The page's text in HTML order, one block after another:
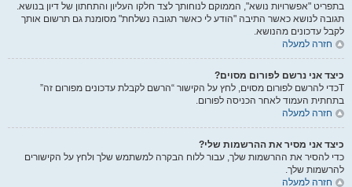
בתפריט "אפשרויות נושא", הממוקם לנוחותך לצד חלקו העליון והתחתון של דיון בנושא.
תגובה לנושא כאשר התיבה "הודע לי כאשר תגובה נשלחת" מסומנת גם תרשום אותך
לקבל עדכונים מהנושא.
חזרה למעלה
כיצד אני נרשם לפורום מסוים?
Tכדי להרשם לפורום מסוים, לחץ על הקישור “הרשם לקבלת עדכונים מפורום זה”
בתחתית העמוד לאחר הכניסה לפורום.
חזרה למעלה
כיצד אני מסיר את ההרשמות שלי?
כדי להסיר את ההרשמות שלך, עבור ללוח הבקרה למשתמש שלך ולחץ על הקישורים
להרשמות שלך.
חזרה למעלה